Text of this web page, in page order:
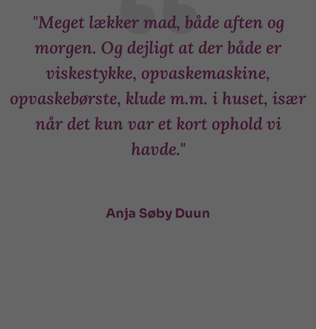
"Meget lækker mad, både aften og
morgen. Og dejligt at der både er
viskestykke, opvaskemaskine,
opvaskebørste, klude m.m. i huset, især
når det kun var et kort ophold vi
havde."
Anja Søby Duun